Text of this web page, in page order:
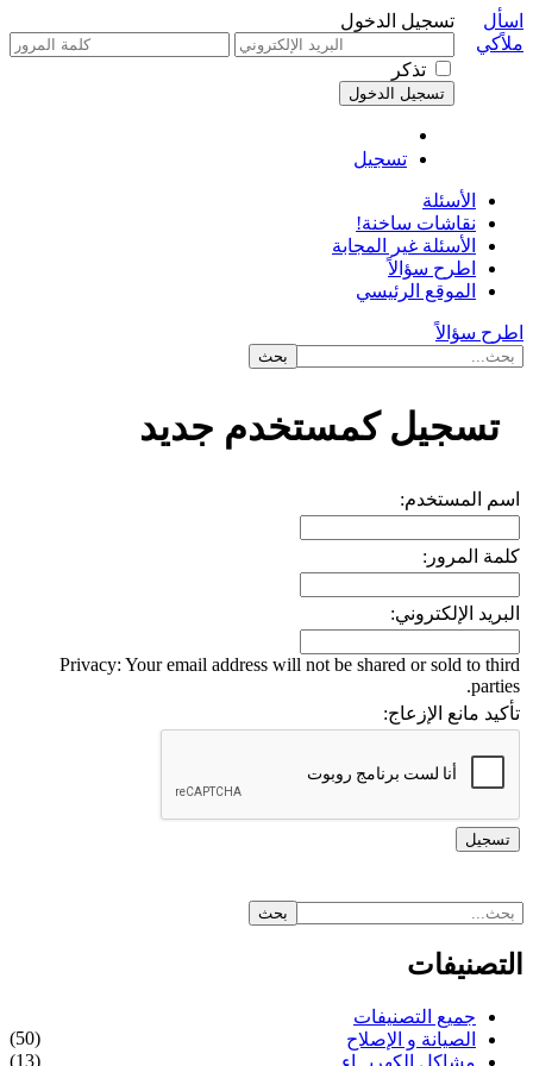
تسجيل الدخول
تذكر
تسجيل
اسأل
ملاًكي
الأسئلة
نقاشات ساخنة!
الأسئلة غير المجابة
اطرح سؤالاً
الموقع الرئيسي
اطرح سؤالاً
تسجيل كمستخدم جديد
اسم المستخدم:
كلمة المرور:
البريد الإلكتروني:
Privacy: Your email address will not be shared or sold to third
parties.
تأكيد مانع الإزعاج:
التصنيفات
جميع التصنيفات
الصيانة و الإصلاح
(50)
(13)